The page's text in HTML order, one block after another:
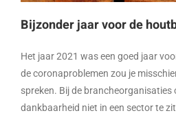
Bijzonder jaar voor de
Het jaar 2021 was een goed jaar
de coronaproblemen zou je
spreken. Bij de brancheorganisaties
dankbaarheid niet in een sector te